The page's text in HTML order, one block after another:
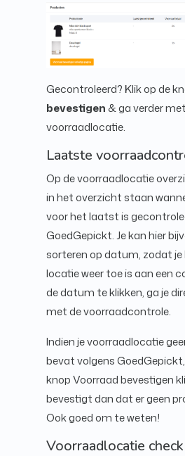
Gecontroleerd? Klik op de
bevestigen& ga verder
voorraadlocatie.
Laatste
Op de voorraadlocatie
in het overzicht staan
voor het laatst is
GoedGepickt. Je kan hier
sorteren op datum, zodat je
locatie weer toe is aan een
de datum te klikken, ga je
met de voorraadcontrole.
Indien je voorraadlocatie
bevat volgens
knop Voorraad bevestigen
bevestigt dan dat er geen
Ook goed om te weten!
Voorraadlocatie